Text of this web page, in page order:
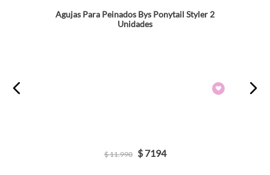
Agujas Para Peinados Bys Ponytail Styler 2
Unidades
$11.990 $ 7194